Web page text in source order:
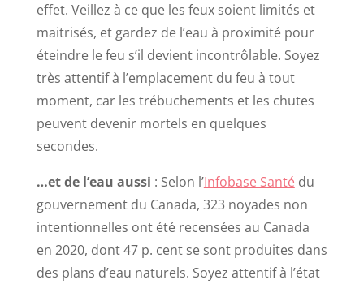
effet. Veillez à ce que les feux soient limités et
maitrisés, et gardez de l’eau à proximité pour
éteindre le feu s’il devient incontrôlable. Soyez
très attentif à l’emplacement du feu à tout
moment, car les trébuchements et les chutes
peuvent devenir mortels en quelques
secondes.
…et de l’eau aussi : Selon l’Infobase Santé du
gouvernement du Canada, 323 noyades non
intentionnelles ont été recensées au Canada
en 2020, dont 47 p. cent se sont produites dans
des plans d’eau naturels. Soyez attentif à l’état